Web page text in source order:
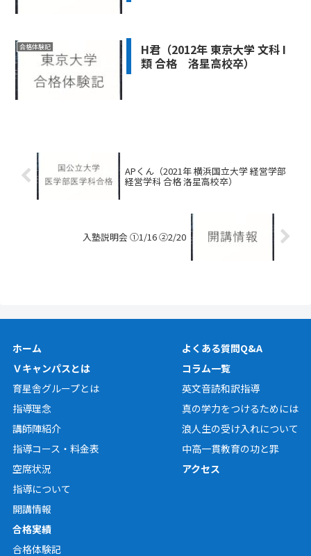
合格体験記
H君（2012年 東京大学 文科 I
類 合格 洛星高校卒）
APくん（2021年 横浜国立大学 経営学部
経営学科 合格 洛星高校卒）
入塾説明会 ①1/16 ②2/20
ホーム
Ｖキャンパスとは
育星舎グループとは
指導理念
講師陣紹介
指導コース・料金表
空席状況
指導について
開講情報
合格実績
合格体験記
よくある質問Q&A
コラム一覧
英文音読和訳指導
真の学力をつけるためには
浪人生の受け入れについて
中高一貫教育の功と罪
アクセス